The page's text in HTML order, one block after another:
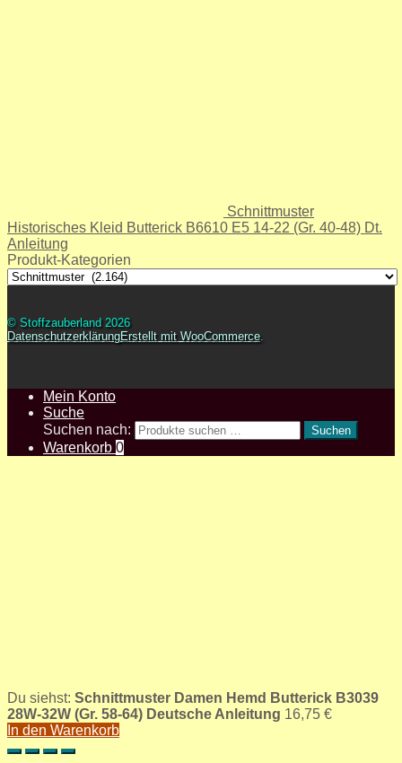
Schnittmuster
Historisches Kleid Butterick B6610 E5 14-22 (Gr. 40-48) Dt.
Anleitung
Produkt-Kategorien
© Stoffzauberland 2026
DatenschutzerklärungErstellt mit WooCommerce.
Mein Konto
Suche
Suchen nach:
Suchen
Warenkorb 0
Du siehst: Schnittmuster Damen Hemd Butterick B3039
28W-32W (Gr. 58-64) Deutsche Anleitung 16,75 €
In den Warenkorb